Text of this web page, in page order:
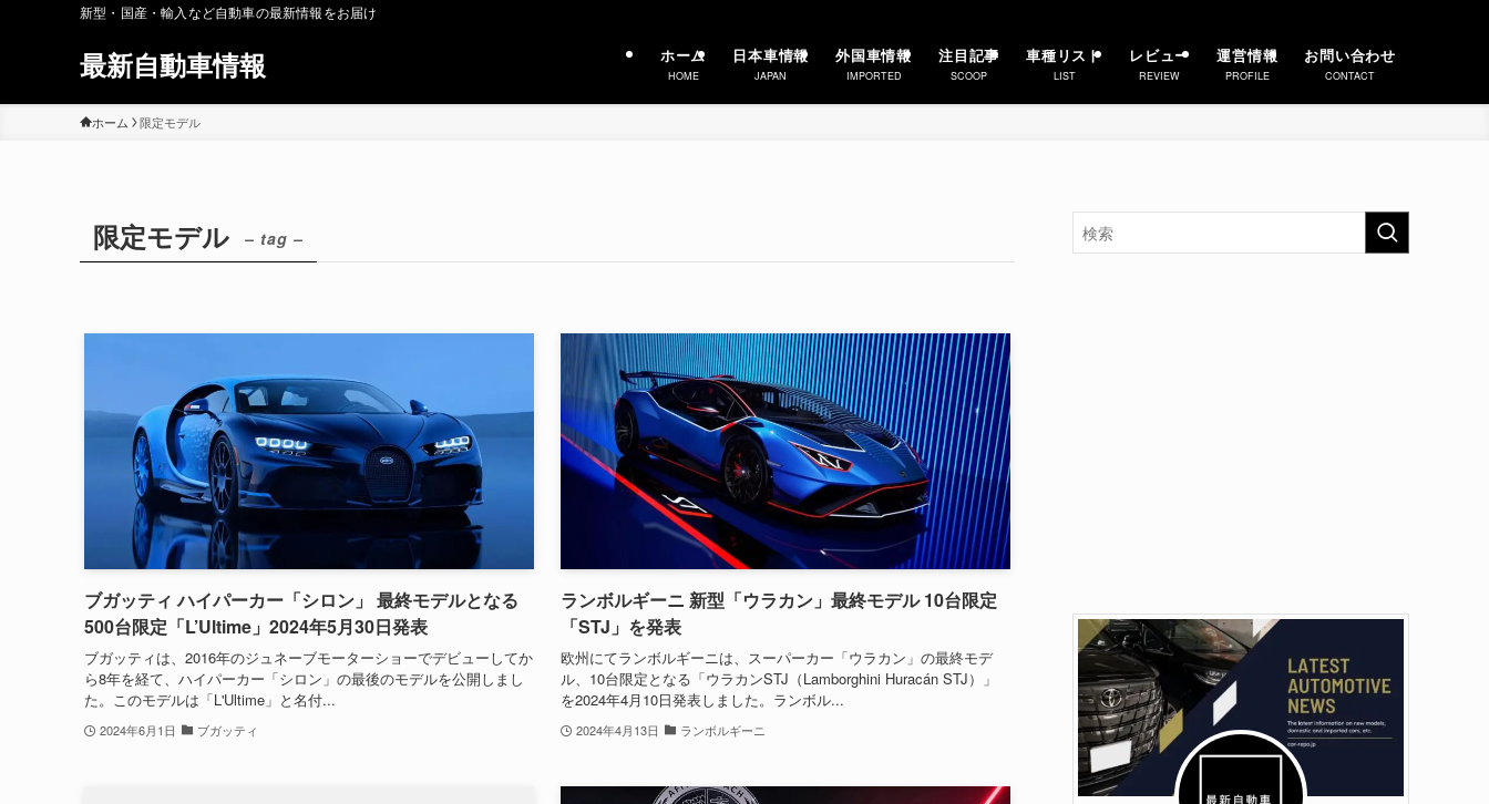
新型・国産・輸入など自動車の最新情報をお届け
最新自動車情報 ホーム
HOME
日本車情報
JAPAN
外国車情報
IMPORTED
注目記事
SCOOP
車種リスト
LIST
レビュー
REVIEW
運営情報
PROFILE
お問い合わせ
CONTACT
ホーム 限定モデル
限定モデル – tag –
ブガッティ ハイパーカー「シロン」 最終モデルとなる
500台限定「L’Ultime」2024年5月30日発表
ブガッティは、2016年のジュネーブモーターショーでデビューしてか
ら8年を経て、ハイパーカー「シロン」の最後のモデルを公開しまし
た。このモデルは「L'Ultime」と名付...
2024年6月1日 ブガッティ
ランボルギーニ 新型「ウラカン」最終モデル 10台限定
「STJ」を発表
欧州にてランボルギーニは、スーパーカー「ウラカン」の最終モデ
ル、10台限定となる「ウラカンSTJ（Lamborghini Huracán STJ）」
を2024年4月10日発表しました。ランボル...
2024年4月13日 ランボルギーニ